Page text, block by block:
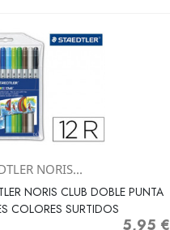
Vista rápida
NORIS...
NORIS CLUB DOBLE PUNTA
COLORES SURTIDOS
Precio
5,95 €